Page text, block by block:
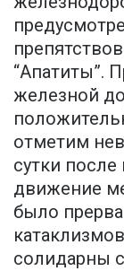
“Апатиты”.
железной
отметим
сутки
движение
было
солидарны